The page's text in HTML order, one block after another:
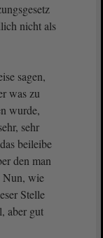
nicht als
sagen,
was zu
wurde,
sehr
beileibe
den man
Nun, wie
Stelle
aber gut